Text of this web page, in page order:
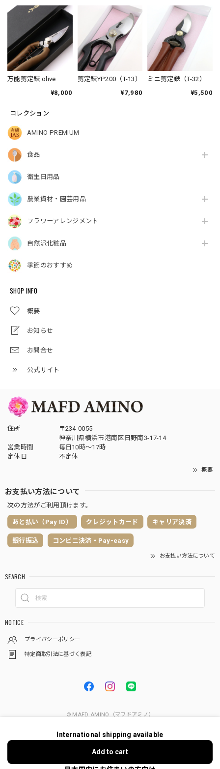
コレクション
AMINO PREMIUM
食品
衛生日用品
農業資材・園芸用品
フラワーアレンジメント
自然派化粧品
季節のおすすめ
SHOP INFO
概要
お知らせ
お問合せ
公式サイト
万能剪定鋏 olive
¥8,000
剪定鋏YP200（T-13）
¥7,980
ミニ剪定鋏（T-32）
¥5,500
住所
〒234-0055
神奈川県横浜市港南区日野南3-17-14
営業時間
毎日10時〜17時
定休日
不定休
概要
お支払い方法について
次の方法がご利用頂けます。
あと払い（Pay ID） クレジットカード キャリア決済
銀行振込 コンビニ決済・Pay-easy
お支払い方法について
SEARCH
NOTICE
プライバシーポリシー
特定商取引法に基づく表記
© MAFD AMINO（マフドアミノ）
International shipping available
Add to cart